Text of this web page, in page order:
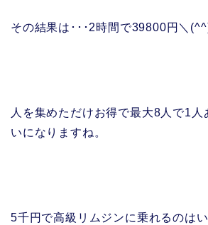
その結果は･･･2時間で39800円＼
人を集めただけお得で最大8人で1人
いになりますね。
5千円で高級リムジンに乗れるのは